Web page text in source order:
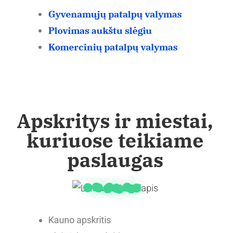
Gyvenamųjų patalpų valymas
Plovimas aukštu slėgiu
Komercinių patalpų valymas
Apskritys ir miestai,
kuriuose teikiame
paslaugas
Kauno apskritis